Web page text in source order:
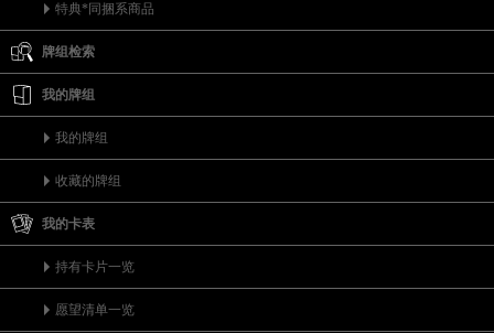
特典*同捆系商品
牌组检索
我的牌组
我的牌组
收藏的牌组
我的卡表
持有卡片一览
愿望清单一览